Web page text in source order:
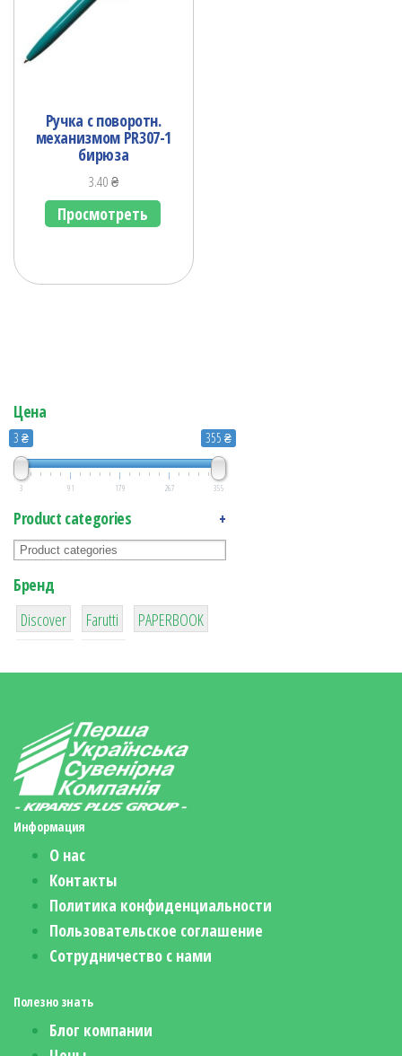
Ручка с поворотн.
механизмом PR307-1
бирюза
3.40₴
Просмотреть
Цена
3 ₴ 355 ₴
3 91 179 267 355
Product categories +
Бренд
1
Discover
3
Farutti
1
PAPERBOOK
Информация
О нас
Контакты
Политика конфиденциальности
Пользовательское соглашение
Сотрудничество с нами
Полезно знать
Блог компании